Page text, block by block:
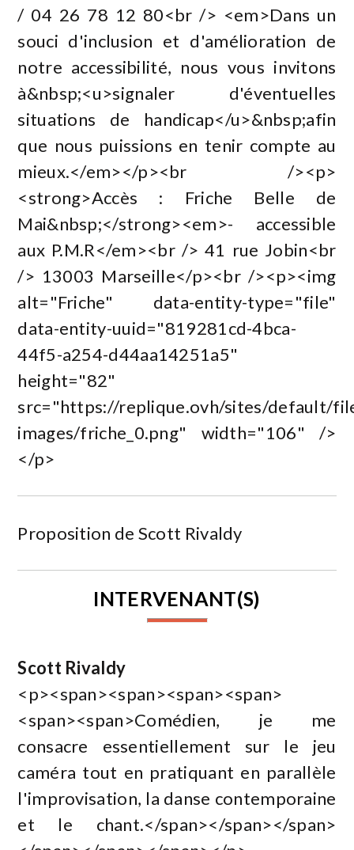
/ 04 26 78 12 80<br /> <em>Dans un
souci d'inclusion et d'amélioration de
notre accessibilité, nous vous invitons
à&nbsp;<u>signaler d'éventuelles
situations de handicap</u>&nbsp;afin
que nous puissions en tenir compte au
mieux.</em></p><br /><p>
<strong>Accès : Friche Belle de
Mai&nbsp;</strong><em>- accessible
aux P.M.R</em><br /> 41 rue Jobin<br
/> 13003 Marseille</p><br /><p><img
alt="Friche" data-entity-type="file"
data-entity-uuid="819281cd-4bca-
44f5-a254-d44aa14251a5"
height="82"
src="https://replique.ovh/sites/default/
images/friche_0.png" width="106" />
</p>
Proposition de Scott Rivaldy
INTERVENANT(S)
Scott Rivaldy
<p><span><span><span><span>
<span><span>Comédien, je me
consacre essentiellement sur le jeu
caméra tout en pratiquant en parallèle
l'improvisation, la danse contemporaine
et le chant.</span></span></span>